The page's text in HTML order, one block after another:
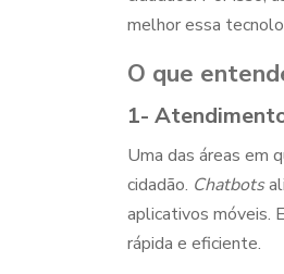
melhor essa
O que
1-
Uma das áreas em
cidadão. Chatbots
aplicativos móveis.
rápida e eficiente.